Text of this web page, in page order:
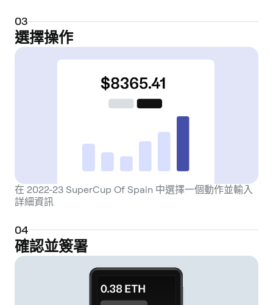
03
選擇操作
在 2022-23 SuperCup Of Spain 中選擇一個動作並輸入
詳細資訊
04
確認並簽署